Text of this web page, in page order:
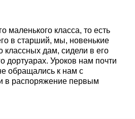
маленького класса, то есть
в старший, мы, новенькие
классных дам, сидели в его
дортуарах. Уроков нам почти
обращались к нам с
в распоряжение первым